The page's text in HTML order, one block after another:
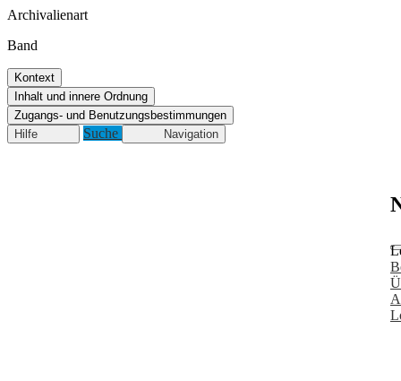
Archivalienart
Band
Kontext
Inhalt und innere Ordnung
Zugangs- und Benutzungsbestimmungen
Hilfe
Suche Navigation